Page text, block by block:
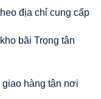
địa chỉ cung cấp
bãi Trọng tân
giao hàng tận nơi